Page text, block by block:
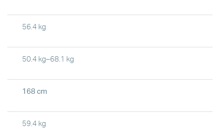
56.4 kg
50.4 kg–68.1 kg
168 cm
59.4 kg